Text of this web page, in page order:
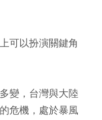
可以扮演關鍵角
變，台灣與大陸
危機，處於暴風